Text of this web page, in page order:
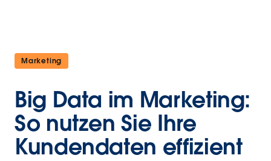
Marketing
Big Data im Marketing:
So nutzen Sie Ihre
Kundendaten effizient